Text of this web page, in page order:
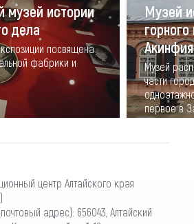
музей истории
дела
посвящена
фабрики и
Музей
Музей
части
первое в
центр Алтайского края
адрес): 656043, Алтайский